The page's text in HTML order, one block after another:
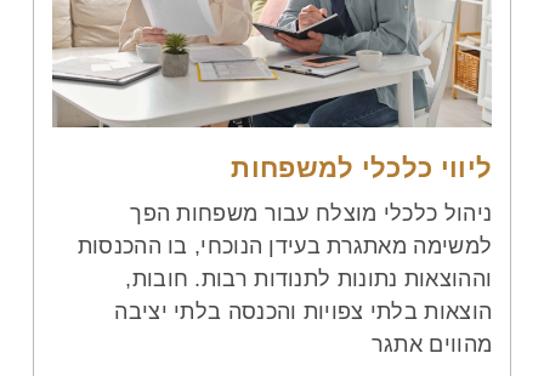
ליווי כלכלי למשפחות
ניהול כלכלי מוצלח עבור משפחות הפך
למשימה מאתגרת בעידן הנוכחי, בו ההכנסות
וההוצאות נתונות לתנודות רבות. חובות,
הוצאות בלתי צפויות והכנסה בלתי יציבה
מהווים אתגר